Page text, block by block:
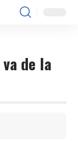
de la